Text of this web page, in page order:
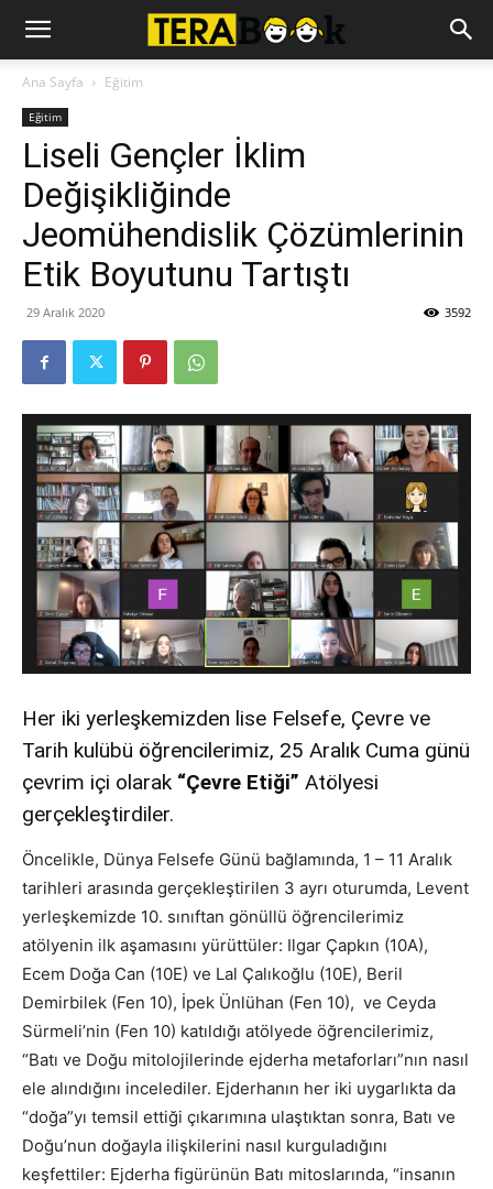
Ana Sayfa Eğitim
Eğitim
Liseli Gençler İklim
Değişikliğinde
Jeomühendislik Çözümlerinin
Etik Boyutunu Tartıştı
29 Aralık 2020 3592
Her iki yerleşkemizden lise Felsefe, Çevre ve
Tarih kulübü öğrencilerimiz, 25 Aralık Cuma günü
çevrim içi olarak “Çevre Etiği” Atölyesi
gerçekleştirdiler.
Öncelikle, Dünya Felsefe Günü bağlamında, 1 – 11 Aralık
tarihleri arasında gerçekleştirilen 3 ayrı oturumda, Levent
yerleşkemizde 10. sınıftan gönüllü öğrencilerimiz
atölyenin ilk aşamasını yürüttüler: Ilgar Çapkın (10A),
Ecem Doğa Can (10E) ve Lal Çalıkoğlu (10E), Beril
Demirbilek (Fen 10), İpek Ünlühan (Fen 10), ve Ceyda
Sürmeli’nin (Fen 10) katıldığı atölyede öğrencilerimiz,
“Batı ve Doğu mitolojilerinde ejderha metaforları”nın nasıl
ele alındığını incelediler. Ejderhanın her iki uygarlıkta da
“doğa”yı temsil ettiği çıkarımına ulaştıktan sonra, Batı ve
Doğu’nun doğayla ilişkilerini nasıl kurguladığını
keşfettiler: Ejderha figürünün Batı mitoslarında, “insanın